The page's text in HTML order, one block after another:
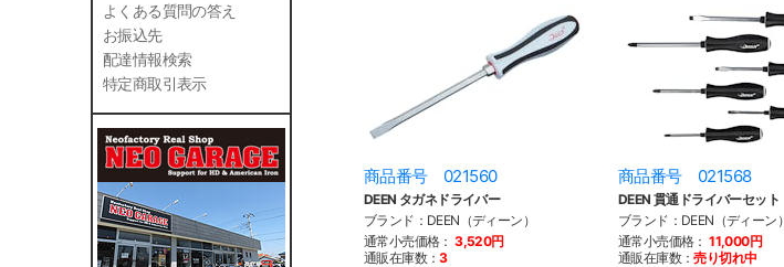
よくある質問の答え
お振込先
配達情報検索
特定商取引表示
商品番号 021560
DEEN タガネドライバー
ブランド：DEEN（ディーン）
通常小売価格： 3,520円
通販在庫数：3
商品番号 021568
DEEN 貫通ドライバーセット
ブランド：DEEN（ディーン）
通常小売価格： 11,000円
通販在庫数：売り切れ中